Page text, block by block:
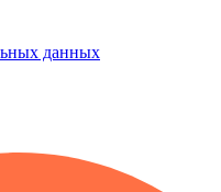
данных